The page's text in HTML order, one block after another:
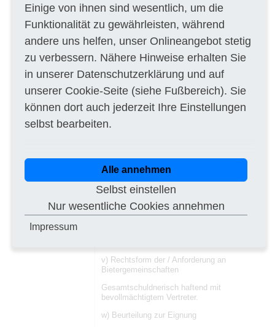
Sollten Sie an einer Teilnahme zur
Submission interessiert sein, melden Sie sich
bitte telefonisch oder über eine
Kommunikationsnachricht vorher an. Das
Submissionsergebnis wird Ihnen umgehend
nach Angebotsöffnung über den
Kommunikationsbereich zugestellt.
t) geforderte Sicherheiten Für die
Vertragserfüllung und Mängelansprüche ist
Sicherheit zu leisten:
Soweit die Auftragssumme mindestens
250.000 Euro ohne Umsatzsteuer beträgt, ist
Die Sicherheit für Mängelansprüche beträgt
drei Prozent der Summe der
Abschlagszahlungen zum Zeitpunkt der
Abnahme (vorläufige Abrechnungssumme).
u) Wesentliche Finanzierungs- und
v) Rechtsform der / Anforderung an
Bietergemeinschaften
Gesamtschuldnerisch haftend mit
bevollmächtigtem Vertreter.
w) Beurteilung zur Eignung
Einige von ihnen sind wesentlich, um die
Funktionalität zu gewährleisten, während
andere uns helfen, unser Onlineangebot stetig
zu verbessern. Nähere Hinweise erhalten Sie
in unserer Datenschutzerklärung und auf
unserer Cookie-Seite (siehe Fußbereich). Sie
können dort auch jederzeit Ihre Einstellungen
selbst bearbeiten.
Alle annehmen
Selbst einstellen
Nur wesentliche Cookies annehmen
Impressum